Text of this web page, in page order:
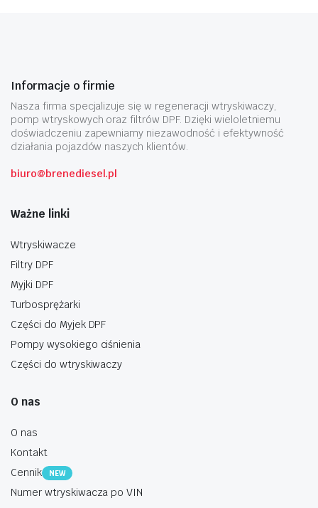
Informacje o firmie
Nasza firma specjalizuje się w regeneracji wtryskiwaczy,
pomp wtryskowych oraz filtrów DPF. Dzięki wieloletniemu
doświadczeniu zapewniamy niezawodność i efektywność
działania pojazdów naszych klientów.
biuro@brenediesel.pl
Ważne linki
Wtryskiwacze
Filtry DPF
Myjki DPF
Turbosprężarki
Części do Myjek DPF
Pompy wysokiego ciśnienia
Części do wtryskiwaczy
O nas
O nas
Kontakt
Cennik
NEW
Numer wtryskiwacza po VIN